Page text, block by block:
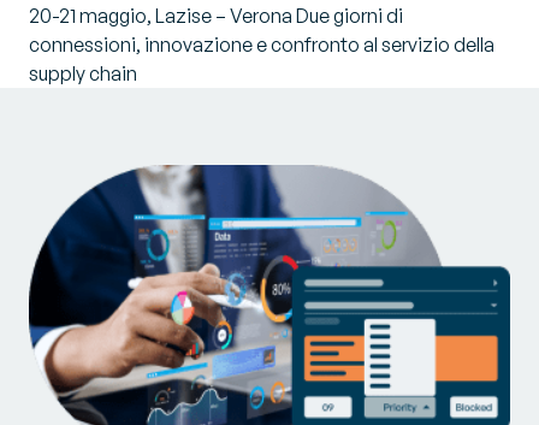
20-21 maggio, Lazise – Verona Due giorni di
connessioni, innovazione e confronto al servizio della
supply chain